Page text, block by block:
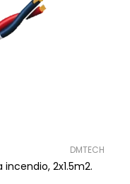
DMTECH
2x1.5m2.